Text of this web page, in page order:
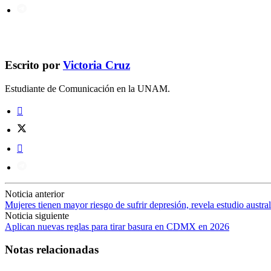
Escrito por Victoria Cruz
Estudiante de Comunicación en la UNAM.
Noticia anterior
Mujeres tienen mayor riesgo de sufrir depresión, revela estudio
Noticia siguiente
Aplican nuevas reglas para tirar basura en CDMX en 2026
Notas relacionadas